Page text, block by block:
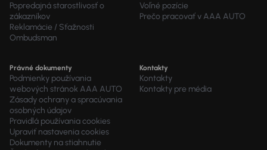
Popredajná starostlivosť o
zákazníkov
Reklamácie / Sťažnosti
Ombudsman
Voľné pozície
Prečo pracovať v AAA AUTO
Právné dokumenty
Podmienky používania
webových stránok AAA AUTO
Zásady ochrany a spracúvania
osobných údajov
Pravidlá používania cookies
Upraviť nastavenia cookies
Dokumenty na stiahnutie
Kontakty
Kontakty
Kontakty pre média